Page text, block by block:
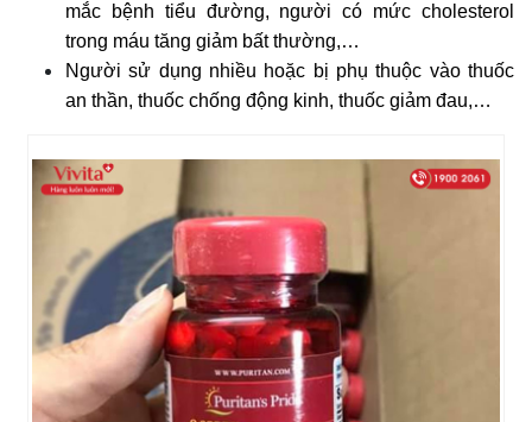
mắc bệnh tiểu đường, người có mức cholesterol
trong máu tăng giảm bất thường,…
Người sử dụng nhiều hoặc bị phụ thuộc vào thuốc
an thần, thuốc chống động kinh, thuốc giảm đau,…